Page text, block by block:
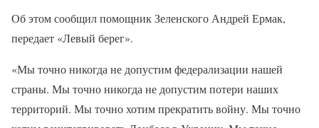
Об этом сообщил помощник Зеленского Андрей Ермак,
передает «Левый берег».
«Мы точно никогда не допустим федерализации нашей
страны. Мы точно никогда не допустим потери наших
территорий. Мы точно хотим прекратить войну. Мы точно